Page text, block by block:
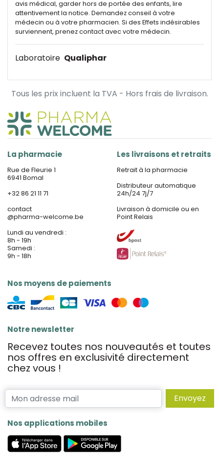
avis médical, garder hors de portée des enfants, lire
attentivement la notice. Demandez conseil à votre
médecin ou à votre pharmacien. Si des Effets indésirables
surviennent, prenez contact avec votre médecin.
Laboratoire Qualiphar
Tous les prix incluent la TVA - Hors frais de livraison.
La pharmacie
Rue de Fleurie 1
6941 Bomal
+32 86 21 11 71
contact
@pharma-welcome.be
Lundi au vendredi :
8h - 19h
Samedi :
9h - 18h
Nos moyens de paiements
Les livraisons et retraits
Retrait à la pharmacie
Distributeur automatique
24h/24 7j/7
Livraison à domicile ou en
Point Relais
Notre newsletter
Recevez toutes nos nouveautés et toutes
nos offres en exclusivité directement
chez vous !
Envoyez
Nos applications mobiles